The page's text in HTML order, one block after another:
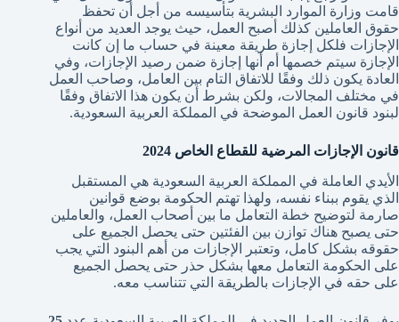
قامت وزارة الموارد البشرية بتأسيسه من أجل أن تحفظ
حقوق العاملين كذلك أصبح العمل، حيث يوجد العديد من أنواع
الإجازات فلكل إجازة طريقة معينة في حساب ما إن كانت
الإجازة سيتم خصمها أم أنها إجازة ضمن رصيد الإجازات، وفي
العادة يكون ذلك وفقًا للاتفاق التام بين العامل، وصاحب العمل
في مختلف المجالات، ولكن بشرط أن يكون هذا الاتفاق وفقًا
لبنود قانون العمل الموضحة في المملكة العربية السعودية.
قانون الإجازات المرضية للقطاع الخاص 2024
الأيدي العاملة في المملكة العربية السعودية هي المستقبل
الذي يقوم ببناء نفسه، ولهذا تهتم الحكومة بوضع قوانين
صارمة لتوضيح خطة التعامل ما بين أصحاب العمل، والعاملين
حتى يصبح هناك توازن بين الفئتين حتى يحصل الجميع على
حقوقه بشكل كامل، وتعتبر الإجازات من أهم البنود التي يجب
على الحكومة التعامل معها بشكل حذر حتى يحصل الجميع
على حقه في الإجازات بالطريقة التي تتناسب معه.